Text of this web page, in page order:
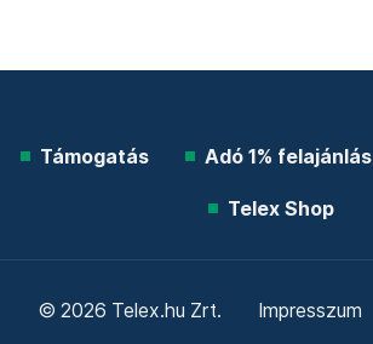
Támogatás Adó 1% felajánlás
Telex Shop
© 2026 Telex.hu Zrt. Impresszum